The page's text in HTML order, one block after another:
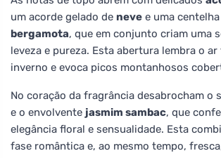
um acorde gelado de neve e uma
bergamota, que em conjunto criam uma
leveza e pureza. Esta abertura lembra o
inverno e evoca picos montanhosos
No coração da fragrância desabrocham o
e o envolvente jasmim sambac, que
elegância floral e sensualidade. Esta
fase romântica e, ao mesmo tempo,